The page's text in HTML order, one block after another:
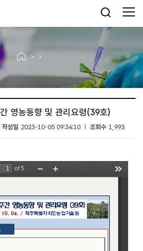
영농동향 및 관리요령(39호)
작성일 2023-10-05 09:34:10 조회수 1,993